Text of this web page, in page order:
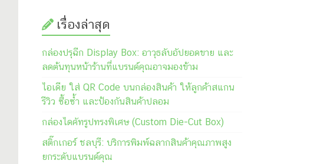
เรื่องล่าสุด
กล่องปรุฉีก Display Box: อาวุธลับอัปยอดขาย และ
ลดต้นทุนหน้าร้านที่แบรนด์คุณอาจมองข้าม
ไอเดีย ใส่ QR Code บนกล่องสินค้า ให้ลูกค้าสแกน
รีวิว ซื้อซ้ำ และป้องกันสินค้าปลอม
กล่องไดคัทรูปทรงพิเศษ (Custom Die-Cut Box)
สติ๊กเกอร์ ชลบุรี: บริการพิมพ์ฉลากสินค้าคุณภาพสูง
ยกระดับแบรนด์คุณ